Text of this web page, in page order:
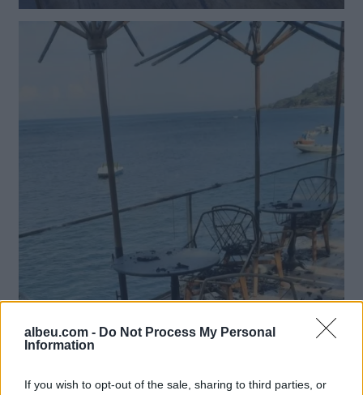
albeu.com - Do Not Process My Personal
Information
If you wish to opt-out of the sale, sharing to third parties, or